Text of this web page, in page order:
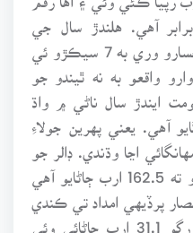
سيڪڙو برابر آهي. هلندڙ سال جي
سيپٽمنبر وارو واقعو به نه ٿيندو جو
ايندڙ سال ناڻي ۾ واڌ
آهي. يعني پهرين جولاءِ
اڃا وڌندي. ڊالر جو
اگهه به وڌندو. حڪومت خسارو ته 162.5 ارب ڄاڻايو آهي
پرڏيهي امداد تي ڪندي
آهي ۽ باقي بجيٽ جي کوٽ رڳو 31.1 ارب ڄاڻائي وئي